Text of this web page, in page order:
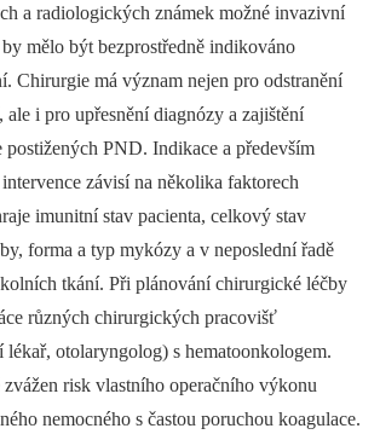
a radiologických známek možné invazivní
mělo být bezprostředně indikováno
Chirurgie má význam nejen pro odstranění
i pro upřesnění diagnózy a zajištění
postižených PND. Indikace a především
závisí na několika faktorech
imunitní stav pacienta, celkový stav
forma a typ mykózy a v neposlední řadě
tkání. Při plánování chirurgické léčby
různých chirurgických pracovišť
lékař, otolaryngolog) s hematoonkologem.
risk vlastního operačního výkonu
nemocného s častou poruchou koagulace.